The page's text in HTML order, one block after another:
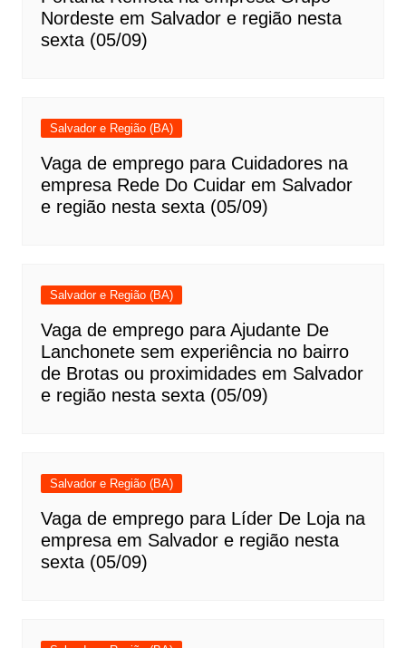
Nordeste em Salvador e região nesta
sexta (05/09)
Salvador e Região (BA)
Vaga de emprego para Cuidadores na
empresa Rede Do Cuidar em Salvador
e região nesta sexta (05/09)
Salvador e Região (BA)
Vaga de emprego para Ajudante De
Lanchonete sem experiência no bairro
de Brotas ou proximidades em Salvador
e região nesta sexta (05/09)
Salvador e Região (BA)
Vaga de emprego para Líder De Loja na
empresa em Salvador e região nesta
sexta (05/09)